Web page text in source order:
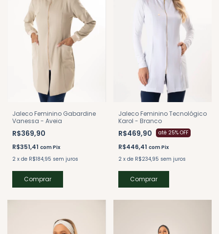
Jaleco Feminino Gabardine
Vanessa - Aveia
R$369,90
R$351,41 comPix
2 x de R$184,95 sem juros
Comprar
Jaleco Feminino Tecnológico
Karol - Branco
R$469,90 até 25% OFF
R$446,41 comPix
2 x de R$234,95 sem juros
Comprar